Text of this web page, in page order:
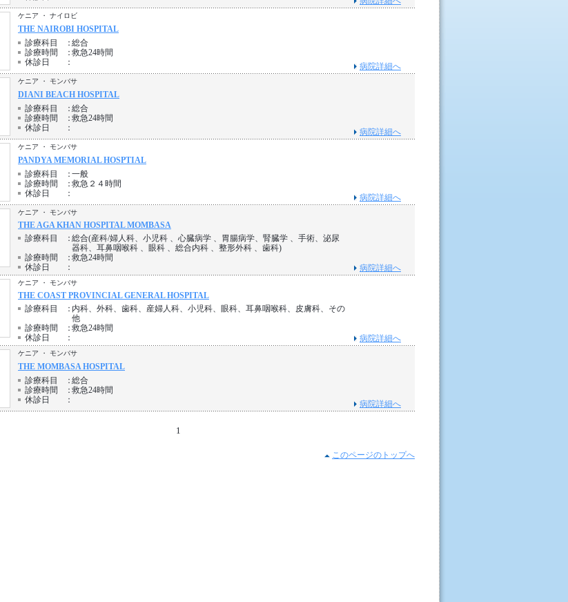
ケニア ・ ナイロビ
THE NAIROBI HOSPITAL
診療科目
：総合
診療時間
：救急24時間
休診日
： 病院詳細へ
ケニア ・ モンバサ
DIANI BEACH HOSPITAL
診療科目
：総合
診療時間
：救急24時間
休診日
： 病院詳細へ
ケニア ・ モンバサ
PANDYA MEMORIAL HOSPTIAL
診療科目
：一般
診療時間
：救急２４時間
休診日
： 病院詳細へ
ケニア ・ モンバサ
THE AGA KHAN HOSPITAL MOMBASA
診療科目
：総合(産科/婦人科、小児科 、心臓病学 、胃腸病学、腎臓学 、手術、泌尿
器科、耳鼻咽喉科 、眼科 、総合内科 、整形外科 、歯科)
診療時間
：救急24時間
休診日
： 病院詳細へ
ケニア ・ モンバサ
THE COAST PROVINCIAL GENERAL HOSPITAL
診療科目
：内科、外科、歯科、産婦人科、小児科、眼科、耳鼻咽喉科、皮膚科、その
他
診療時間
：救急24時間
休診日
： 病院詳細へ
ケニア ・ モンバサ
THE MOMBASA HOSPITAL
診療科目
：総合
診療時間
：救急24時間
休診日
： 病院詳細へ
1
このページのトップへ